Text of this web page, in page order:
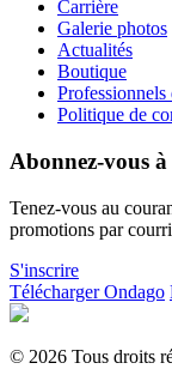
Carrière
Galerie photos
Actualités
Boutique
Politique de
Abonnez-vous
Tenez-vous au
promotions par
S'inscrire
Télécharger Ondago
© 2026 Tous droits